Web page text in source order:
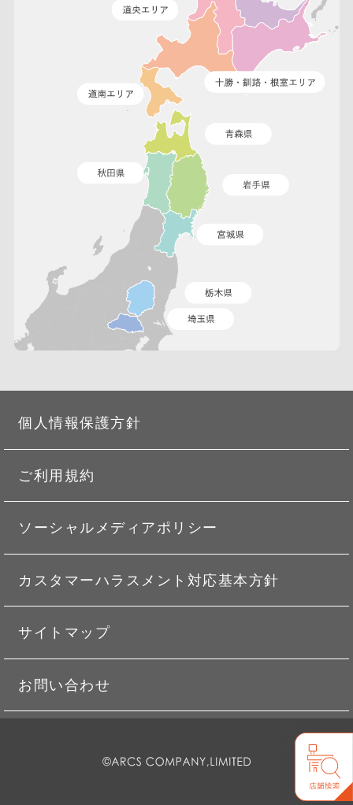
個人情報保護方針
ご利用規約
ソーシャルメディアポリシー
カスタマーハラスメント対応基本方針
サイトマップ
お問い合わせ